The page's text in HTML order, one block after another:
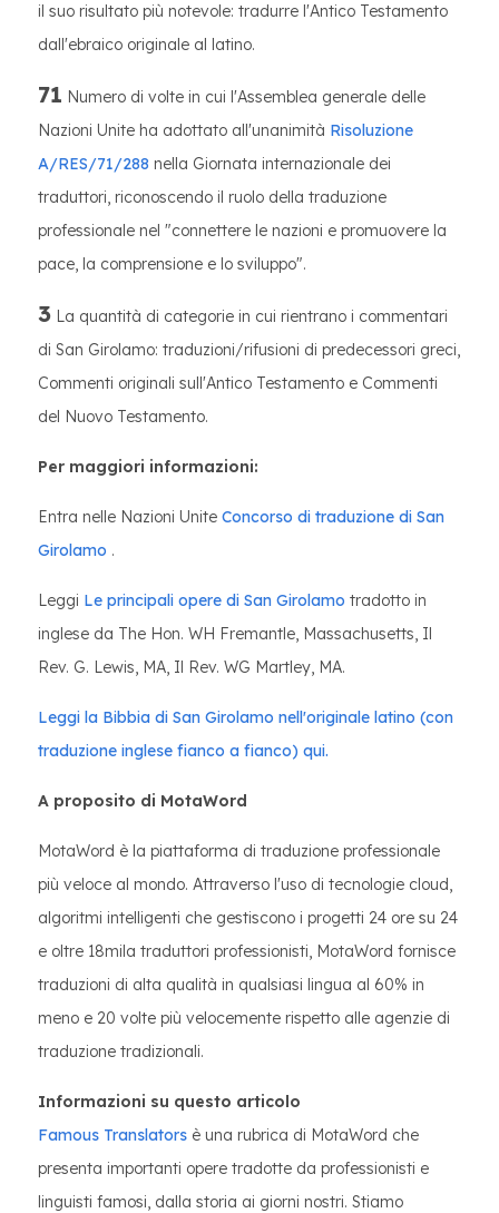
il suo risultato più notevole: tradurre l'Antico Testamento
dall'ebraico originale al latino.
71 Numero di volte in cui l'Assemblea generale delle
Nazioni Unite ha adottato all'unanimità Risoluzione
A/RES/71/288 nella Giornata internazionale dei
traduttori, riconoscendo il ruolo della traduzione
professionale nel "connettere le nazioni e promuovere la
pace, la comprensione e lo sviluppo".
3 La quantità di categorie in cui rientrano i commentari
di San Girolamo: traduzioni/rifusioni di predecessori greci,
Commenti originali sull'Antico Testamento e Commenti
del Nuovo Testamento.
Per maggiori informazioni:
Entra nelle Nazioni Unite Concorso di traduzione di San
Girolamo .
Leggi Le principali opere di San Girolamo tradotto in
inglese da The Hon. WH Fremantle, Massachusetts, Il
Rev. G. Lewis, MA, Il Rev. WG Martley, MA.
Leggi la Bibbia di San Girolamo nell'originale latino (con
traduzione inglese fianco a fianco) qui.
A proposito di MotaWord
MotaWord è la piattaforma di traduzione professionale
più veloce al mondo. Attraverso l'uso di tecnologie cloud,
algoritmi intelligenti che gestiscono i progetti 24 ore su 24
e oltre 18mila traduttori professionisti, MotaWord fornisce
traduzioni di alta qualità in qualsiasi lingua al 60% in
meno e 20 volte più velocemente rispetto alle agenzie di
traduzione tradizionali.
Informazioni su questo articolo
Famous Translators è una rubrica di MotaWord che
presenta importanti opere tradotte da professionisti e
linguisti famosi, dalla storia ai giorni nostri. Stiamo